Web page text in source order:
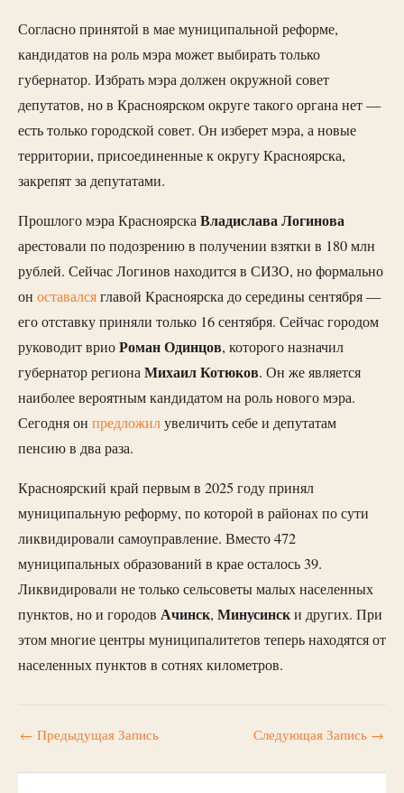
Согласно принятой в мае муниципальной реформе,
кандидатов на роль мэра может выбирать только
губернатор. Избрать мэра должен окружной совет
депутатов, но в Красноярском округе такого органа нет —
есть только городской совет. Он изберет мэра, а новые
территории, присоединенные к округу Красноярска,
закрепят за депутатами.
Прошлого мэра КрасноярскаВладиславаЛогинова
арестовали по подозрению в получении взятки в 180 млн
рублей. Сейчас Логинов находится в СИЗО, но формально
он оставалсяглавой Красноярска до середины сентября —
его отставку приняли только 16 сентября. Сейчас городом
руководит вриоРоманОдинцов, которого назначил
губернатор регионаМихаилКотюков. Он же является
наиболее вероятным кандидатом на роль нового мэра.
Сегодня он предложилувеличить себе и депутатам
пенсию в два раза.
Красноярский край первым в 2025 году принял
муниципальную реформу, по которой в районах по сути
ликвидировали самоуправление. Вместо 472
муниципальных образований в крае осталось 39.
Ликвидировали не только сельсоветы малых населенных
пунктов, но и городов Ачинск, Минусински других. При
этом многие центры муниципалитетов теперь находятся от
населенных пунктов в сотнях километров.
← Предыдущая Запись Следующая Запись →